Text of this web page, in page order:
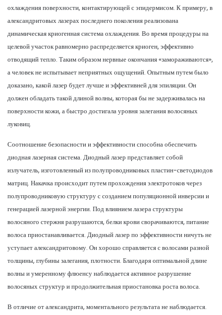
охлаждения поверхности, контактирующей с эпидермисом. К примеру, в
александритовых лазерах последнего поколения реализована
динамическая криогенная система охлаждения. Во время процедуры на
целевой участок равномерно распределяется криоген, эффективно
отводящий тепло. Таким образом нервные окончания «замораживаются»,
а человек не испытывает неприятных ощущений. Опытным путем было
доказано, какой лазер будет лучше и эффективней для эпиляции. Он
должен обладать такой длиной волны, которая бы не задерживалась на
поверхности кожи, а быстро достигала уровня залегания волосяных
луковиц.
Соотношение безопасности и эффективности способна обеспечить
диодная лазерная система. Диодный лазер представляет собой
излучатель, изготовленный из полупроводниковых пластин-светодиодов
матриц. Накачка происходит путем прохождения электротоков через
полупроводниковую структуру с созданием популяционной инверсии и
генерацией лазерной энергии. Под влиянием лазера структуры
волосяного стержня разрушаются, белки крови сворачиваются, питание
волоса приостанавливается. Диодный лазер по эффективности ничуть не
уступает александритовому. Он хорошо справляется с волосами разной
толщины, глубины залегания, плотности. Благодаря оптимальной длине
волны и умеренному флюенсу наблюдается активное разрушение
волосяных структур и продолжительная приостановка роста волоса.
В отличие от александрита, моментального результата не наблюдается.